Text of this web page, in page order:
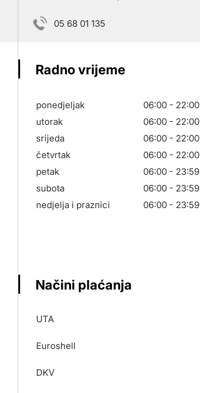
05 68 01 135
Radno vrijeme
ponedjeljak
06:00 - 22:00
utorak
06:00 - 22:00
srijeda
06:00 - 22:00
četvrtak
06:00 - 22:00
petak
06:00 - 23:59
subota
06:00 - 23:59
nedjelja i praznici
06:00 - 23:59
Načini plaćanja
UTA
Euroshell
DKV